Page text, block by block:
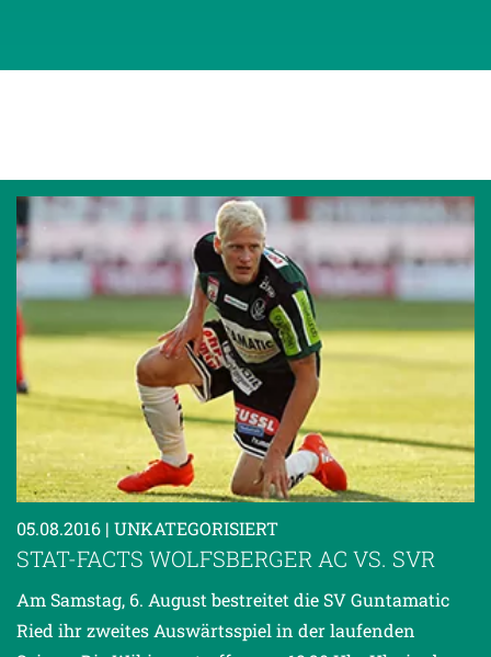
05.08.2016 | UNKATEGORISIERT
STAT-FACTS WOLFSBERGER AC VS. SVR
Am Samstag, 6. August bestreitet die SV Guntamatic
Ried ihr zweites Auswärtsspiel in der laufenden